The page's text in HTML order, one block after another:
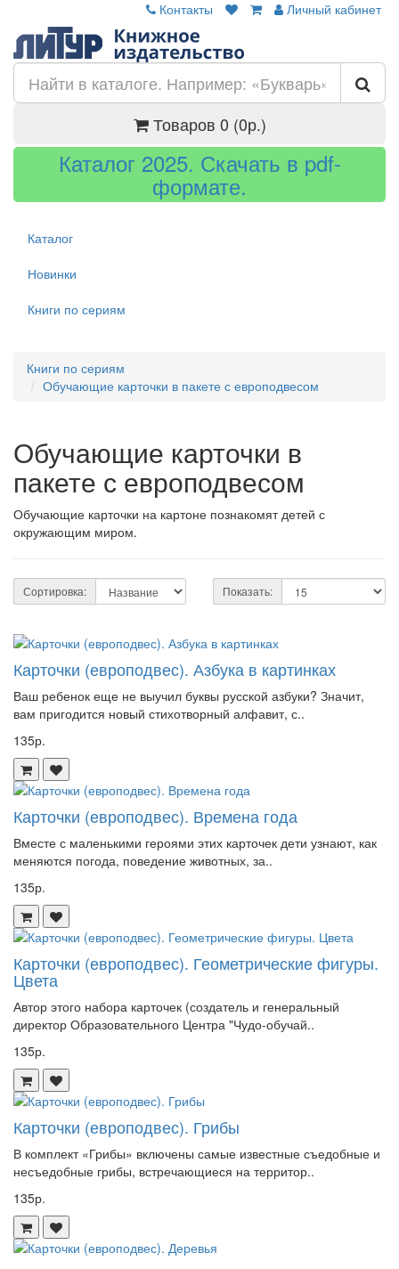
Контакты Личный кабинет
Товаров 0 (0р.)
Каталог 2025. Скачать в pdf-
формате.
Каталог
Новинки
Книги по сериям
Книги по сериям
Обучающие карточки в пакете с европодвесом
Обучающие карточки в
пакете с европодвесом
Обучающие карточки на картоне познакомят детей с
окружающим миром.
Сортировка: Показать:
Карточки (европодвес). Азбука в картинках
Ваш ребенок еще не выучил буквы русской азбуки? Значит,
вам пригодится новый стихотворный алфавит, с..
135р.
Карточки (европодвес). Времена года
Вместе с маленькими героями этих карточек дети узнают, как
меняются погода, поведение животных, за..
135р.
Карточки (европодвес). Геометрические фигуры.
Цвета
Автор этого набора карточек (создатель и генеральный
директор Образовательного Центра "Чудо-обучай..
135р.
Карточки (европодвес). Грибы
В комплект «Грибы» включены самые известные съедобные и
несъедобные грибы, встречающиеся на территор..
135р.